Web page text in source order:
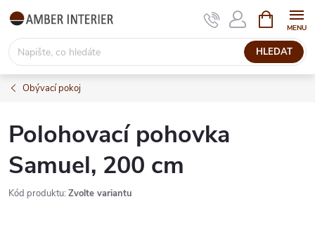
Přejít
obsah
HLEDAT
NÁKUPNÍ
KOŠÍK
Obývací pokoj
Polohovací pohovka
Samuel, 200 cm
Kód produktu: Zvolte variantu